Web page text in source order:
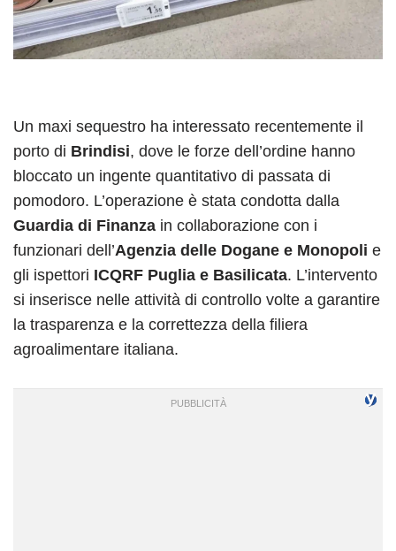
Un maxi sequestro ha interessato recentemente il
porto di Brindisi, dove le forze dell’ordine hanno
bloccato un ingente quantitativo di passata di
pomodoro. L’operazione è stata condotta dalla
Guardia di Finanza in collaborazione con i
funzionari dell’Agenzia delle Dogane e Monopoli e
gli ispettori ICQRF Puglia e Basilicata. L’intervento
si inserisce nelle attività di controllo volte a garantire
la trasparenza e la correttezza della filiera
agroalimentare italiana.